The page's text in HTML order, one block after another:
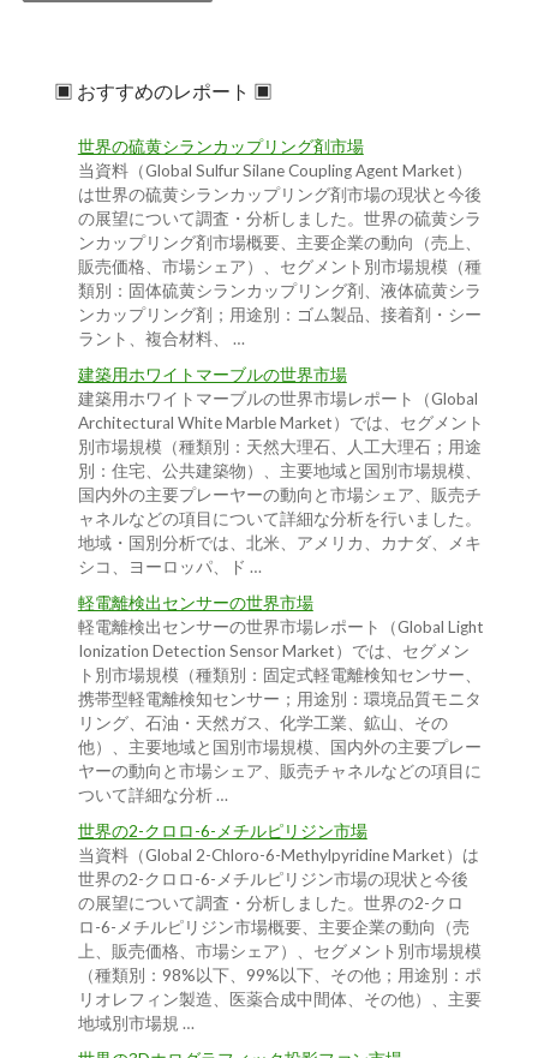
▣ おすすめのレポート ▣
世界の硫黄シランカップリング剤市場
当資料（Global Sulfur Silane Coupling Agent Market）
は世界の硫黄シランカップリング剤市場の現状と今後
の展望について調査・分析しました。世界の硫黄シラ
ンカップリング剤市場概要、主要企業の動向（売上、
販売価格、市場シェア）、セグメント別市場規模（種
類別：固体硫黄シランカップリング剤、液体硫黄シラ
ンカップリング剤；用途別：ゴム製品、接着剤・シー
ラント、複合材料、 …
建築用ホワイトマーブルの世界市場
建築用ホワイトマーブルの世界市場レポート（Global
Architectural White Marble Market）では、セグメント
別市場規模（種類別：天然大理石、人工大理石；用途
別：住宅、公共建築物）、主要地域と国別市場規模、
国内外の主要プレーヤーの動向と市場シェア、販売チ
ャネルなどの項目について詳細な分析を行いました。
地域・国別分析では、北米、アメリカ、カナダ、メキ
シコ、ヨーロッパ、ド …
軽電離検出センサーの世界市場
軽電離検出センサーの世界市場レポート（Global Light
Ionization Detection Sensor Market）では、セグメン
ト別市場規模（種類別：固定式軽電離検知センサー、
携帯型軽電離検知センサー；用途別：環境品質モニタ
リング、石油・天然ガス、化学工業、鉱山、その
他）、主要地域と国別市場規模、国内外の主要プレー
ヤーの動向と市場シェア、販売チャネルなどの項目に
ついて詳細な分析 …
世界の2-クロロ-6-メチルピリジン市場
当資料（Global 2-Chloro-6-Methylpyridine Market）は
世界の2-クロロ-6-メチルピリジン市場の現状と今後
の展望について調査・分析しました。世界の2-クロ
ロ-6-メチルピリジン市場概要、主要企業の動向（売
上、販売価格、市場シェア）、セグメント別市場規模
（種類別：98%以下、99%以下、その他；用途別：ポ
リオレフィン製造、医薬合成中間体、その他）、主要
地域別市場規 …